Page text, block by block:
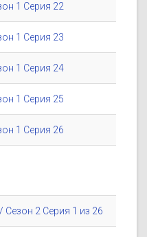
1 Серия 22
1 Серия 23
1 Серия 24
1 Серия 25
1 Серия 26
Сезон 2 Серия 1 из 26